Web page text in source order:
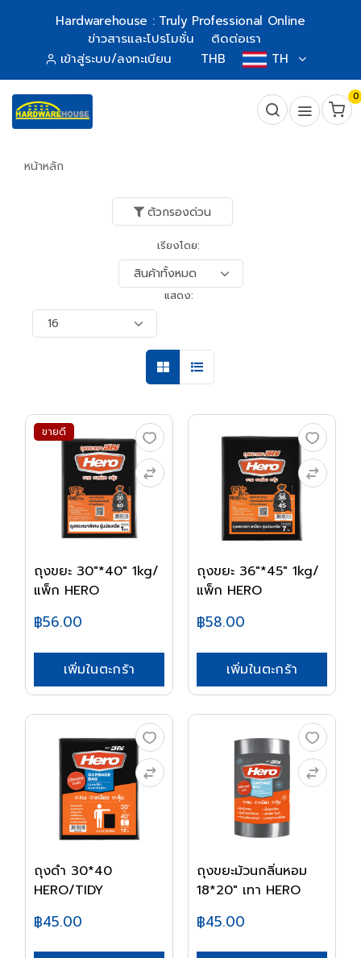
Hardwarehouse : Truly Professional Online
ข่าวสารและโปรโมชั่น
ติดต่อเรา
เข้าสู่ระบบ/ลงทะเบียน
THB TH
0
หน้าหลัก
ตัวกรองด่วน
เรียงโดย:
แสดง:
ขายดี
ถุงขยะ 30"*40" 1kg/
แพ็ก HERO
฿56.00
เพิ่มในตะกร้า
ถุงขยะ 36"*45" 1kg/
แพ็ก HERO
฿58.00
เพิ่มในตะกร้า
ถุงดำ 30*40
HERO/TIDY
฿45.00
ถุงขยะม้วนกลิ่นหอม
18*20" เทา HERO
฿45.00